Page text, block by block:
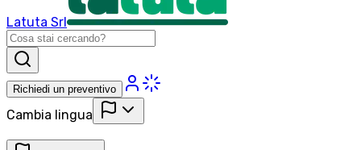
Latuta Srl
Richiedi un preventivo
Cambia lingua